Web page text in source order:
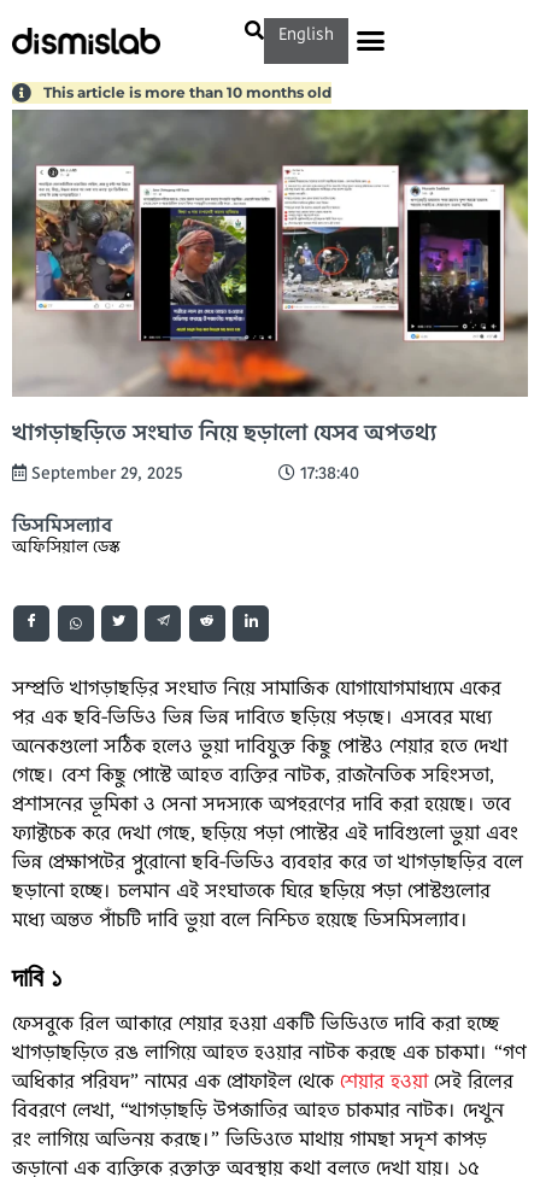
English
This article is more than 10 months old
খাগড়াছড়িতে সংঘাত নিয়ে ছড়ালো যেসব অপতথ্য
September 29, 2025 17:38:40
ডিসমিসল্যাব
অফিসিয়াল ডেস্ক
সম্প্রতি খাগড়াছড়ির সংঘাত নিয়ে সামাজিক যোগাযোগমাধ্যমে একের
পর এক ছবি-ভিডিও ভিন্ন ভিন্ন দাবিতে ছড়িয়ে পড়ছে। এসবের মধ্যে
অনেকগুলো সঠিক হলেও ভুয়া দাবিযুক্ত কিছু পোস্টও শেয়ার হতে দেখা
গেছে। বেশ কিছু পোস্টে আহত ব্যক্তির নাটক, রাজনৈতিক সহিংসতা,
প্রশাসনের ভূমিকা ও সেনা সদস্যকে অপহরণের দাবি করা হয়েছে। তবে
ফ্যাক্টচেক করে দেখা গেছে, ছড়িয়ে পড়া পোস্টের এই দাবিগুলো ভুয়া এবং
ভিন্ন প্রেক্ষাপটের পুরোনো ছবি-ভিডিও ব্যবহার করে তা খাগড়াছড়ির বলে
ছড়ানো হচ্ছে। চলমান এই সংঘাতকে ঘিরে ছড়িয়ে পড়া পোস্টগুলোর
মধ্যে অন্তত পাঁচটি দাবি ভুয়া বলে নিশ্চিত হয়েছে ডিসমিসল্যাব।
দাবি ১
ফেসবুকে রিল আকারে শেয়ার হওয়া একটি ভিডিওতে দাবি করা হচ্ছে
খাগড়াছড়িতে রঙ লাগিয়ে আহত হওয়ার নাটক করছে এক চাকমা। “গণ
অধিকার পরিষদ” নামের এক প্রোফাইল থেকেশেয়ার হওয়াসেই রিলের
বিবরণে লেখা, “খাগড়াছড়ি উপজাতির আহত চাকমার নাটক। দেখুন
রং লাগিয়ে অভিনয় করছে।” ভিডিওতে মাথায় গামছা সদৃশ কাপড়
জড়ানো এক ব্যক্তিকে রক্তাক্ত অবস্থায় কথা বলতে দেখা যায়। ১৫